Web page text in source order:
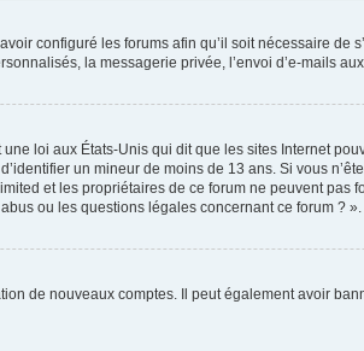
configuré les forums afin qu’il soit nécessaire
la messagerie privée, l’envoi d’e-mails
loi aux États-Unis qui dit que les sites Internet
un mineur de moins de 13 ans. Si vous
et les propriétaires de ce forum ne peuvent
ou les questions légales concernant ce forum ? ».
de nouveaux comptes. Il peut également avoir